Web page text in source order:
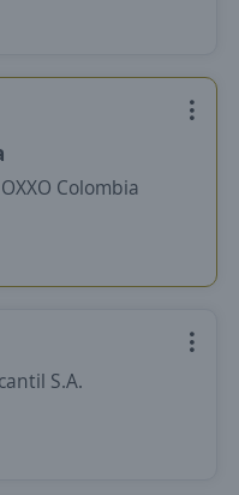
Colombia
S.A.